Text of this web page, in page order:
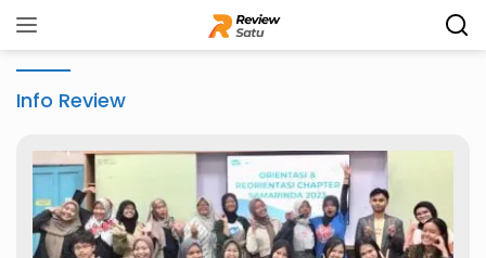
ke
Info Review